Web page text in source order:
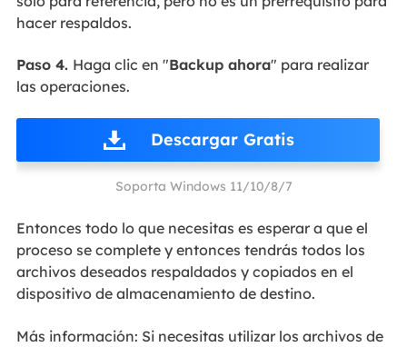
hacer respaldos.
Paso 4. Haga clic en "Backup ahora" para realizar
las operaciones.
Descargar Gratis
Soporta Windows 11/10/8/7
Entonces todo lo que necesitas es esperar a que el
proceso se complete y entonces tendrás todos los
archivos deseados respaldados y copiados en el
dispositivo de almacenamiento de destino.
Más información: Si necesitas utilizar los archivos de